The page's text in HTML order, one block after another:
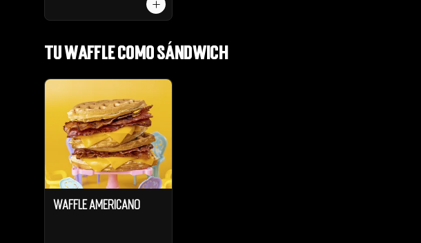
Tu Waffle como Sándwich
Waffle Americano